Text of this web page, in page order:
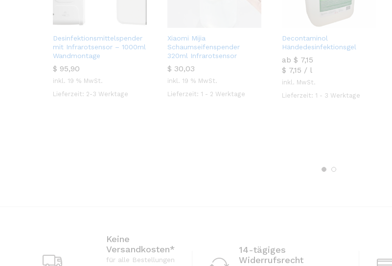
Desinfektionsmittelspender
mit Infrarotsensor – 1000ml
Wandmontage
$ 95,90
$ 95,90
inkl. 19 % MwSt.
Lieferzeit: 2-3 Werktage
Xiaomi Mijia
Schaumseifenspender
320ml Infrarotsensor
$ 30,03
$ 30,03
inkl. 19 % MwSt.
Lieferzeit: 1 - 2 Werktage
Decontaminol
Händedesinfektionsgel
ab $ 7,15
$ 7,15 / l
$ 7,15
inkl. MwSt.
Lieferzeit: 1 - 3 Werktage
Keine
Versandkosten*
für alle Bestellungen
14-tägiges
Widerrufsrecht